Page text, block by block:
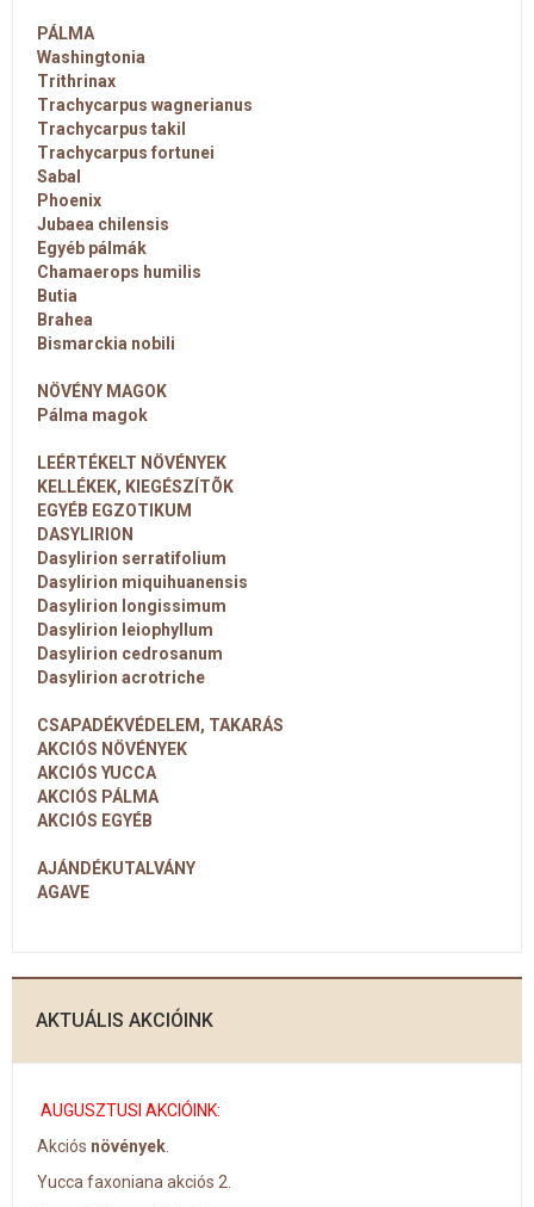
PÁLMA
Washingtonia
Trithrinax
Trachycarpus wagnerianus
Trachycarpus takil
Trachycarpus fortunei
Sabal
Phoenix
Jubaea chilensis
Egyéb pálmák
Chamaerops humilis
Butia
Brahea
Bismarckia nobili
NÖVÉNY MAGOK
Pálma magok
LEÉRTÉKELT NÖVÉNYEK
KELLÉKEK, KIEGÉSZÍTÕK
EGYÉB EGZOTIKUM
DASYLIRION
Dasylirion serratifolium
Dasylirion miquihuanensis
Dasylirion longissimum
Dasylirion leiophyllum
Dasylirion cedrosanum
Dasylirion acrotriche
CSAPADÉKVÉDELEM, TAKARÁS
AKCIÓS NÖVÉNYEK
AKCIÓS YUCCA
AKCIÓS PÁLMA
AKCIÓS EGYÉB
AJÁNDÉKUTALVÁNY
AGAVE
AKTUÁLIS AKCIÓINK
AUGUSZTUSI AKCIÓINK:
Akciós növények.
Yucca faxoniana akciós 2.